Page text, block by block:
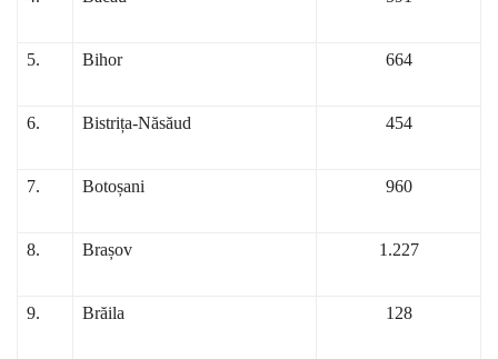
5. Bihor 664
6. Bistrița-Năsăud 454
7. Botoșani 960
8. Brașov 1.227
9. Brăila 128